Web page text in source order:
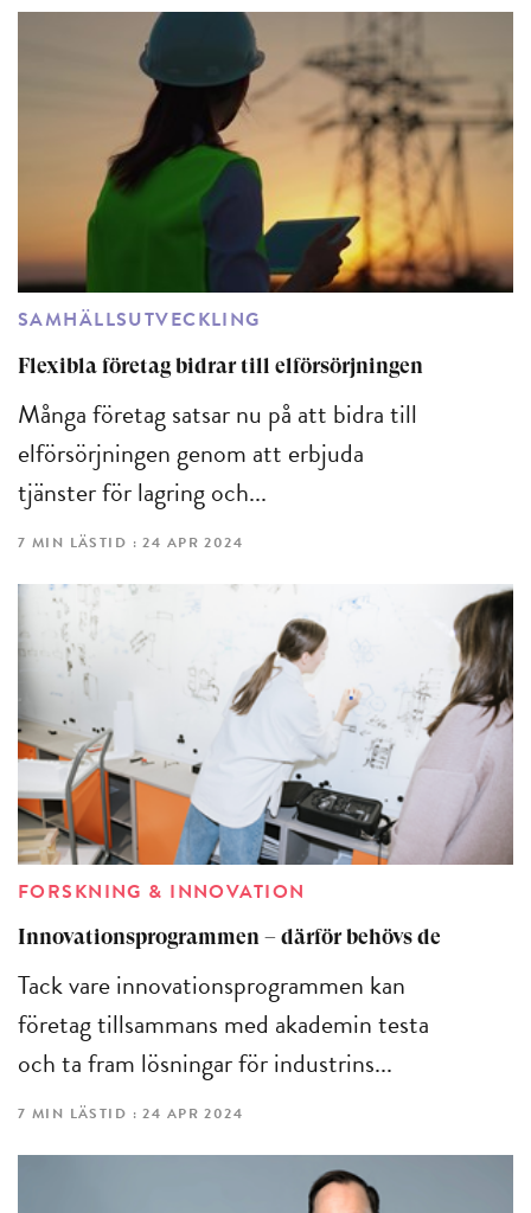
SAMHÄLLSUTVECKLING
Flexibla företag bidrar till elförsörjningen
Många företag satsar nu på att bidra till
elförsörjningen genom att erbjuda
tjänster för lagring och...
7 MIN LÄSTID : 24 APR 2024
FORSKNING & INNOVATION
Innovationsprogrammen – därför behövs de
Tack vare innovationsprogrammen kan
företag tillsammans med akademin testa
och ta fram lösningar för industrins...
7 MIN LÄSTID : 24 APR 2024